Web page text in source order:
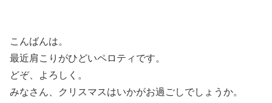
こんばんは。
最近肩こりがひどいペロティです。
どぞ、よろしく。
みなさん、クリスマスはいかがお過ごしでしょうか。